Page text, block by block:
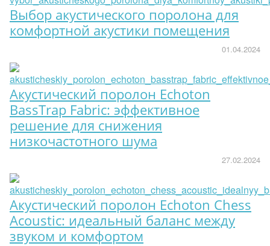
Выбор акустического поролона для
комфортной акустики помещения
01.04.2024
Акустический поролон Echoton
BassTrap Fabric: эффективное
решение для снижения
низкочастотного шума
27.02.2024
Акустический поролон Echoton Chess
Acoustic: идеальный баланс между
звуком и комфортом